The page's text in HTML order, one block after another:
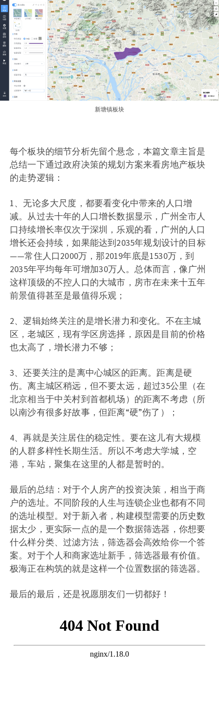
新塘镇板块
每个板块的细节分析先留个悬念，本篇文章主旨是
总结一下通过政府决策的规划方案来看房地产板块
的走势逻辑：
1、无论多大尺度，都要看变化中带来的人口增
减。从过去十年的人口增长数据显示，广州全市人
口持续增长率仅次于深圳，乐观的看，广州的人口
增长还会持续，如果能达到2035年规划设计的目标
——常住人口2000万，那2019年底是1530万，到
2035年平均每年可增加30万人。总体而言，像广州
这样顶级的不控人口的大城市，房市在未来十五年
前景值得甚至是最值得乐观；
2、逻辑始终关注的是增长潜力和变化。不在主城
区，老城区，现有学区房选择，原因是目前的价格
也太高了，增长潜力不够；
3、还要关注的是离中心城区的距离。距离是硬
伤。离主城区稍远，但不要太远，超过35公里（在
北京相当于中关村到首都机场）的距离不考虑（所
以南沙有很多好故事，但距离“硬”伤了）；
4、再就是关注居住的稳定性。要在这儿有大规模
的人群多样性长期生活。所以不考虑大学城，空
港，车站，聚集在这里的人都是暂时的。
最后的总结：对于个人房产的投资决策，相当于商
户的选址。不同阶段的人生与连锁企业也都有不同
的选址模型。对于新入者，构建模型需要的历史数
据太少，更实际一点的是一个数据筛选器，你想要
什么样分类、过滤方法，筛选器会高效给你一个答
案。对于个人和商家选址新手，筛选器最有价值。
极海正在构筑的就是这样一个位置数据的筛选器。
最后的最后，还是祝愿朋友们一切都好！